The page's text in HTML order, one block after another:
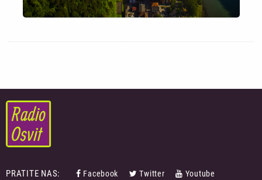
PRATITE NAS: Facebook Twitter Youtube